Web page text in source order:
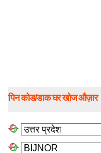
पिन कोड/डाक घर खोज औज़ार